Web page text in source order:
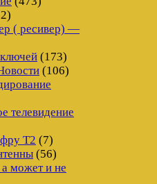
( ресивер) —
(173)
(106)
телевидение
Т2 (7)
(56)
а может и не